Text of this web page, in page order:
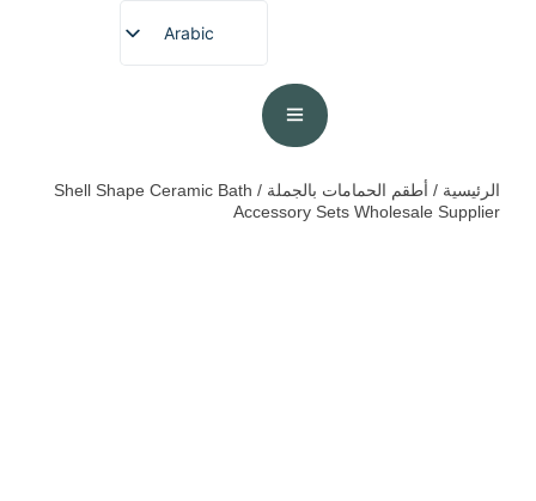
Arabic
English
Spanish
الرئيسية / أطقم الحمامات بالجملة
/ Shell Shape Ceramic Bath
Accessory Sets Wholesale Supplier